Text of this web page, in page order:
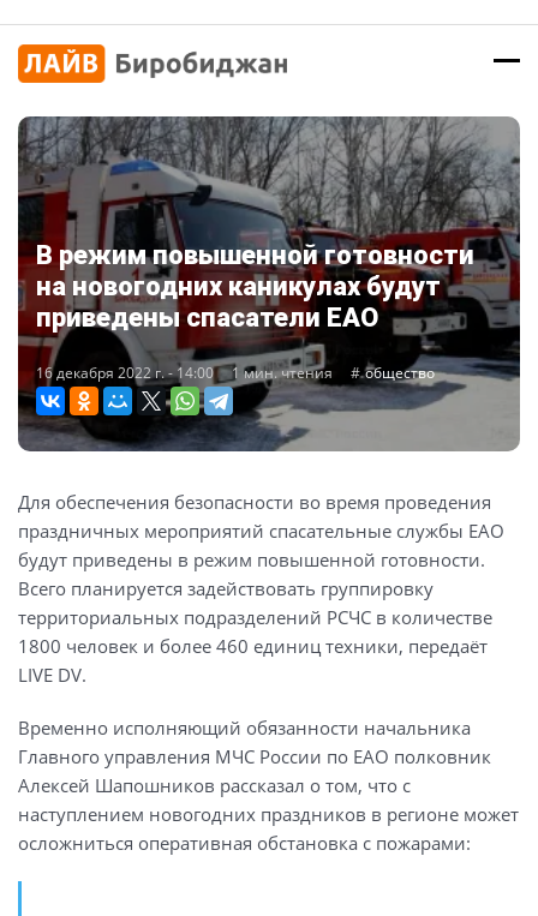
В режим повышенной готовности
на новогодних каникулах будут
приведены спасатели ЕАО
16 декабря 2022 г. - 14:00 1 мин. чтения общество
Для обеспечения безопасности во время проведения
праздничных мероприятий спасательные службы ЕАО
будут приведены в режим повышенной готовности.
Всего планируется задействовать группировку
территориальных подразделений РСЧС в количестве
1800 человек и более 460 единиц техники, передаёт
LIVE DV.
Временно исполняющий обязанности начальника
Главного управления МЧС России по ЕАО полковник
Алексей Шапошников рассказал о том, что с
наступлением новогодних праздников в регионе может
осложниться оперативная обстановка с пожарами: